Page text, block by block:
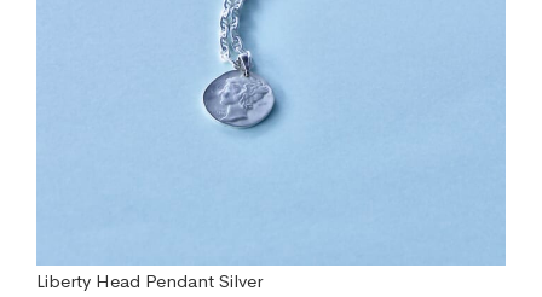
Liberty Head Pendant Silver